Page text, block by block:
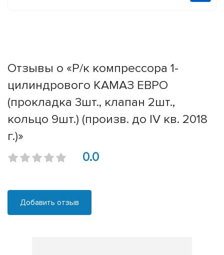
Отзывы о «Р/к компрессора 1-
цилиндрового КАМАЗ ЕВРО
(прокладка 3шт., клапан 2шт.,
кольцо 9шт.) (произв. до IV кв. 2018
г.)»
0.0
Добавить отзыв